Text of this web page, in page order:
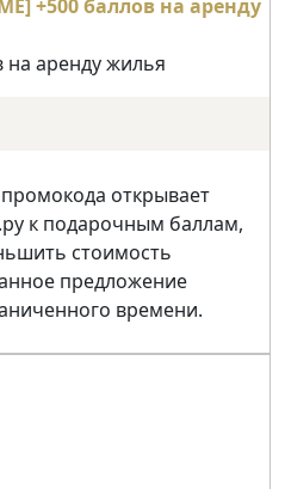
на аренду жилья
открывает
к подарочным баллам,
стоимость
предложение
времени.